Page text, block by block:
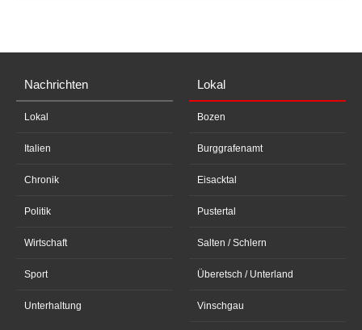
Nachrichten
Lokal
Italien
Chronik
Politik
Wirtschaft
Sport
Unterhaltung
Lokal
Bozen
Burggrafenamt
Eisacktal
Pustertal
Salten / Schlern
Überetsch / Unterland
Vinschgau